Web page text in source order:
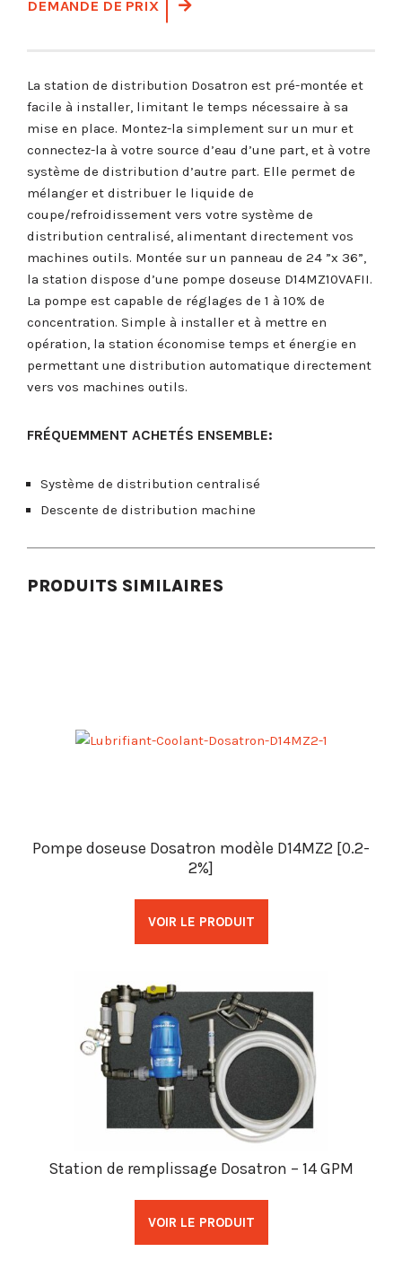
DEMANDE DE PRIX
La station de distribution Dosatron est pré-montée et
facile à installer, limitant le temps nécessaire à sa
mise en place. Montez-la simplement sur un mur et
connectez-la à votre source d’eau d’une part, et à votre
système de distribution d’autre part. Elle permet de
mélanger et distribuer le liquide de
coupe/refroidissement vers votre système de
distribution centralisé, alimentant directement vos
machines outils. Montée sur un panneau de 24 ”x 36”,
la station dispose d’une pompe doseuse D14MZ10VAFII.
La pompe est capable de réglages de 1 à 10% de
concentration. Simple à installer et à mettre en
opération, la station économise temps et énergie en
permettant une distribution automatique directement
vers vos machines outils.
FRÉQUEMMENT ACHETÉS ENSEMBLE:
Système de distribution centralisé
Descente de distribution machine
PRODUITS SIMILAIRES
Pompe doseuse Dosatron modèle D14MZ2 [0.2-
2%]
VOIR LE PRODUIT
Station de remplissage Dosatron – 14 GPM
VOIR LE PRODUIT